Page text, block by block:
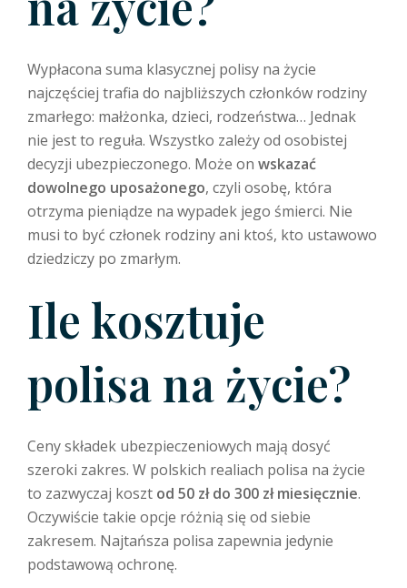
Wypłacona suma klasycznej polisy na życie
najczęściej trafia do najbliższych członków rodziny
zmarłego: małżonka, dzieci, rodzeństwa… Jednak
nie jest to reguła. Wszystko zależy od osobistej
decyzji ubezpieczonego. Może on wskazać
dowolnego uposażonego, czyli osobę, która
otrzyma pieniądze na wypadek jego śmierci. Nie
musi to być członek rodziny ani ktoś, kto ustawowo
dziedziczy po zmarłym.
Ile kosztuje
polisa na życie?
Ceny składek ubezpieczeniowych mają dosyć
szeroki zakres. W polskich realiach polisa na życie
to zazwyczaj koszt od 50 zł do 300 zł miesięcznie.
Oczywiście takie opcje różnią się od siebie
zakresem. Najtańsza polisa zapewnia jedynie
podstawową ochronę.